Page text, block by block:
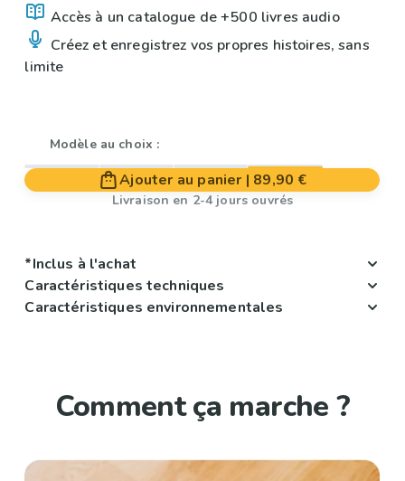
Accès à un catalogue de +500 livres audio
Créez et enregistrez vos propres histoires, sans
limite
Modèle au choix :
Ajouter au panier | 89,90 €
Livraison en 2-4 jours ouvrés
*Inclus à l'achat
Caractéristiques techniques
Caractéristiques environnementales
Comment ça marche ?